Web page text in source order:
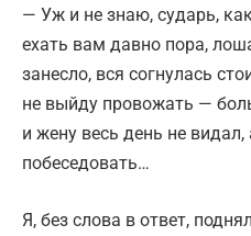
— Уж и не знаю, сударь,
ехать вам давно пора,
занесло, вся согнулась
не выйду провожать —
и жену весь день не
побеседовать…
Я, без слова в ответ,